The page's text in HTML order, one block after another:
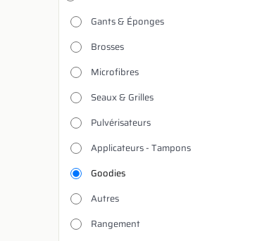
Gants & Éponges
Brosses
Microfibres
Seaux & Grilles
Pulvérisateurs
Applicateurs - Tampons
Goodies
Autres
Rangement